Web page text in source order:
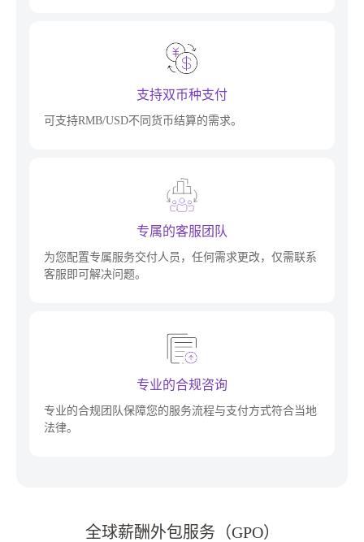
支持双币种支付
可支持RMB/USD不同货币结算的需求。
专属的客服团队
为您配置专属服务交付人员，任何需求更改，仅需联系
客服即可解决问题。
专业的合规咨询
专业的合规团队保障您的服务流程与支付方式符合当地
法律。
全球薪酬外包服务（GPO）